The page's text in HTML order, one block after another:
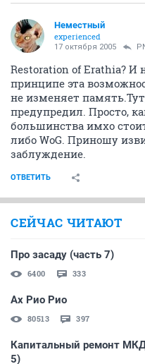
Неместный
experienced
17 октября 2005
Restoration of Erathia? И
принципе эта
не изменяет
предупредил. Просто,
большинства имхо
либо WoG. Приношу
заблуждение.
ОТВЕТИТЬ
СЕЙЧАС ЧИТАЮТ
Про засаду (часть 7)
6400 333
Ах Рио Рио
80513 397
Капитальный ремонт
5)